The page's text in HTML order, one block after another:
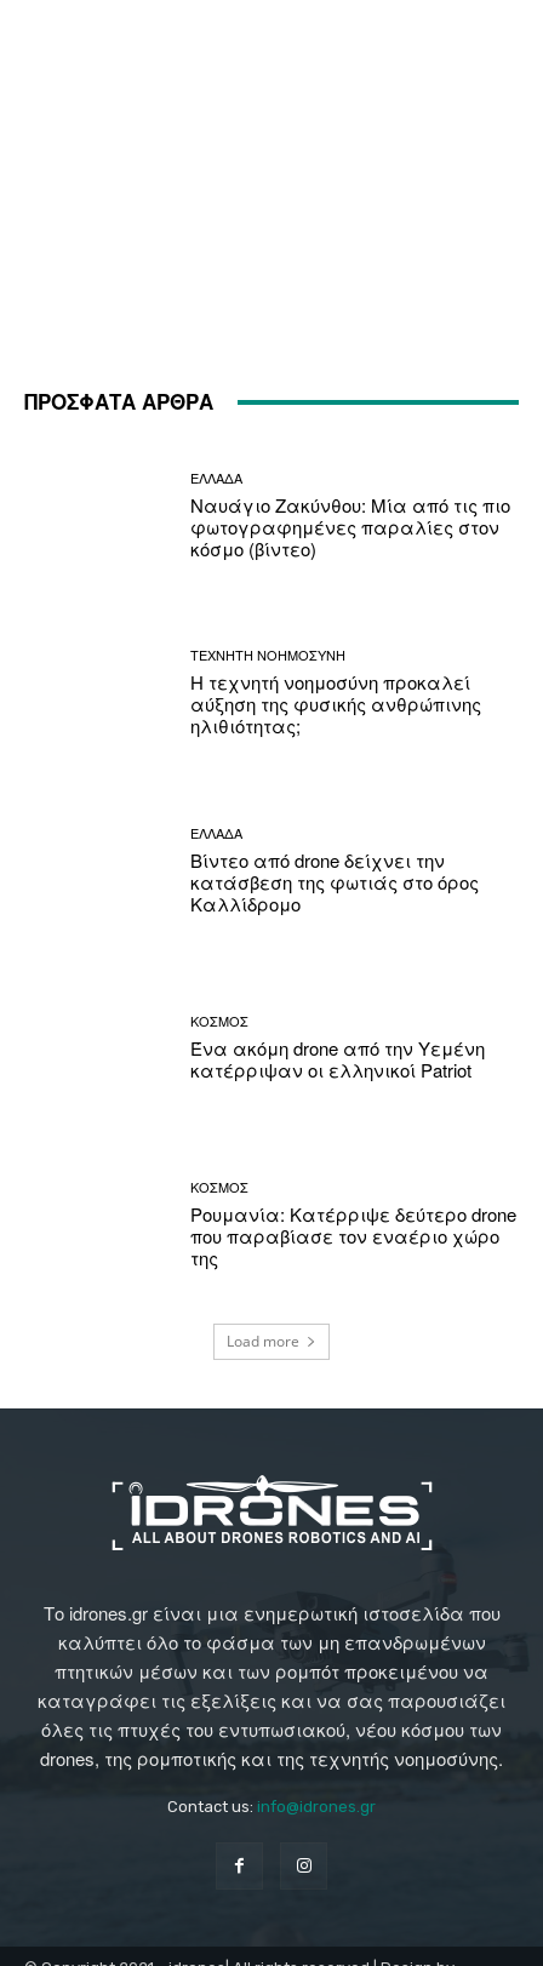
ΠΡΟΣΦΑΤΑ ΑΡΘΡΑ
ΕΛΛΑΔΑ
Ναυάγιο Ζακύνθου: Μία από τις πιο
φωτογραφημένες παραλίες στον
κόσμο (βίντεο)
ΤΕΧΝΗΤΗ ΝΟΗΜΟΣΥΝΗ
Η τεχνητή νοημοσύνη προκαλεί
αύξηση της φυσικής ανθρώπινης
ηλιθιότητας;
ΕΛΛΑΔΑ
Βίντεο από drone δείχνει την
κατάσβεση της φωτιάς στο όρος
Καλλίδρομο
ΚΟΣΜΟΣ
Ένα ακόμη drone από την Υεμένη
κατέρριψαν οι ελληνικοί Patriot
ΚΟΣΜΟΣ
Ρουμανία: Κατέρριψε δεύτερο drone
που παραβίασε τον εναέριο χώρο
της
Load more
Το idrones.gr είναι μια ενημερωτική ιστοσελίδα που
καλύπτει όλο το φάσμα των μη επανδρωμένων
πτητικών μέσων και των ρομπότ προκειμένου να
καταγράφει τις εξελίξεις και να σας παρουσιάζει
όλες τις πτυχές του εντυπωσιακού, νέου κόσμου των
drones, της ρομποτικής και της τεχνητής νοημοσύνης.
Contact us: info@idrones.gr